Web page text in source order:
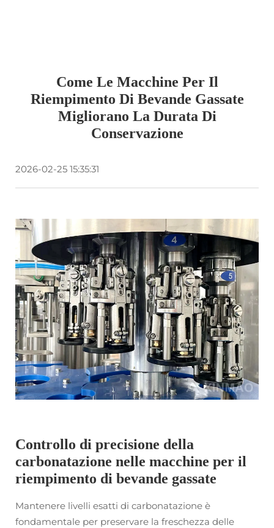
Come Le Macchine Per Il
Riempimento Di Bevande Gassate
Migliorano La Durata Di
Conservazione
2026-02-25 15:35:31
Controllo di precisione della
carbonatazione nelle macchine per il
riempimento di bevande gassate
Mantenere livelli esatti di carbonatazione è
fondamentale per preservare la freschezza delle